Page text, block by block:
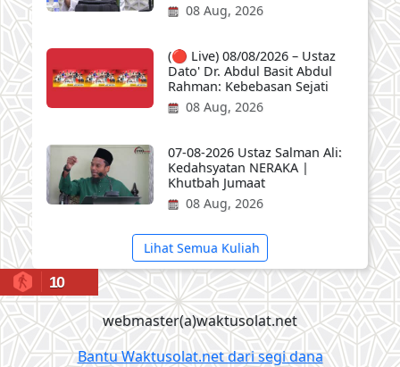
08 Aug, 2026
(🔴 Live) 08/08/2026 – Ustaz
Dato' Dr. Abdul Basit Abdul
Rahman: Kebebasan Sejati
08 Aug, 2026
07-08-2026 Ustaz Salman Ali:
Kedahsyatan NERAKA |
Khutbah Jumaat
08 Aug, 2026
Lihat Semua Kuliah
10
webmaster(a)waktusolat.net
Bantu Waktusolat.net dari segi dana